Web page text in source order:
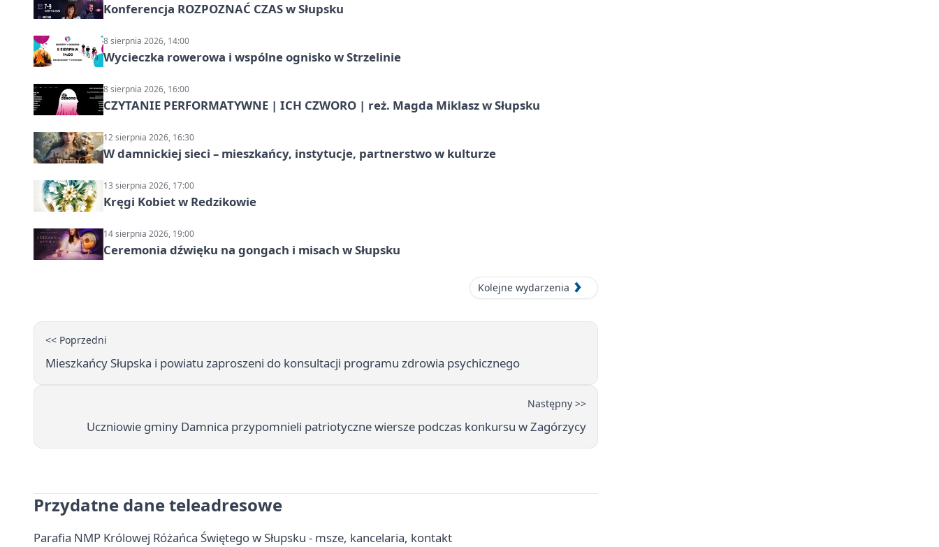
Konferencja ROZPOZNAĆ CZAS w Słupsku
8 sierpnia 2026, 14:00
Wycieczka rowerowa i wspólne ognisko w Strzelinie
8 sierpnia 2026, 16:00
CZYTANIE PERFORMATYWNE | ICH CZWORO | reż. Magda Miklasz w Słupsku
12 sierpnia 2026, 16:30
W damnickiej sieci – mieszkańcy, instytucje, partnerstwo w kulturze
13 sierpnia 2026, 17:00
Kręgi Kobiet w Redzikowie
14 sierpnia 2026, 19:00
Ceremonia dźwięku na gongach i misach w Słupsku
Kolejne wydarzenia
<< Poprzedni
Mieszkańcy Słupska i powiatu zaproszeni do konsultacji programu zdrowia psychicznego
Następny >>
Uczniowie gminy Damnica przypomnieli patriotyczne wiersze podczas konkursu w Zagórzycy
Przydatne dane teleadresowe
Parafia NMP Królowej Różańca Świętego w Słupsku - msze, kancelaria, kontakt